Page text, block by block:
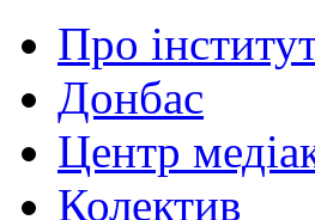
Про
Донбас
Центр
Колектив